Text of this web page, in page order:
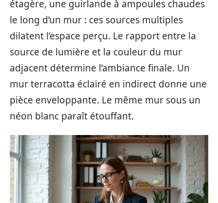
étagère, une guirlande à ampoules chaudes
le long d’un mur : ces sources multiples
dilatent l’espace perçu. Le rapport entre la
source de lumière et la couleur du mur
adjacent détermine l’ambiance finale. Un
mur terracotta éclairé en indirect donne une
pièce enveloppante. Le même mur sous un
néon blanc paraît étouffant.